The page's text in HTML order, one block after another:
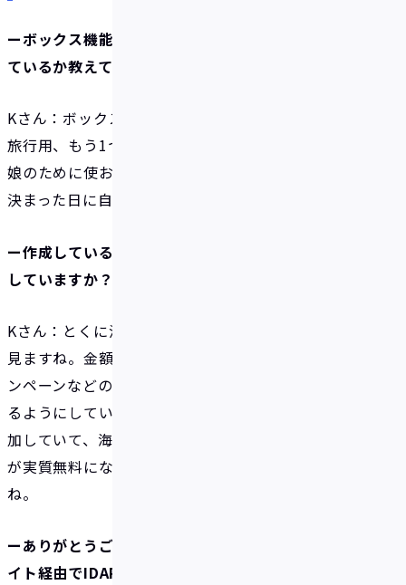
ーボックス機能や自動積立機能はどのように活用し
ているか教えてください。
Kさん：ボックスは2個作成しています。1つはハワイ
旅行用、もう1つは旅行とは別の家族用です。後者は
娘のために使おうかなと思っています。どちらも毎月
決まった日に自動積立で入金していますね。
ー作成しているボックスはどのくらいの頻度で確認
していますか？
Kさん：とくに決まっていませんが、週1回くらいは
見ますね。金額を確認するのと、あとはついでにキャ
ンペーンなどの情報のアップデートがないかを確認す
るようにしています。キャンペーンは条件が合えば参
加していて、海外での利用に必須なのでリアルカード
が実質無料になるキャンペーンはありがたかったです
ね。
ーありがとうございます。一昨年10月にポイントサ
イト経由でIDAREを知っていただいて、同時期に開催